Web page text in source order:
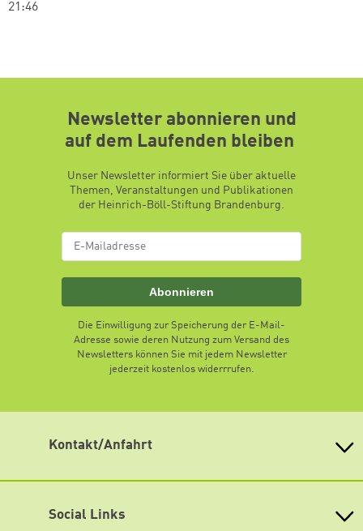
21:46
Newsletter abonnieren und
auf dem Laufenden bleiben
Unser Newsletter informiert Sie über aktuelle
Themen, Veranstaltungen und Publikationen
der Heinrich-Böll-Stiftung Brandenburg.
Abonnieren
Die Einwilligung zur Speicherung der E-Mail-
Adresse sowie deren Nutzung zum Versand des
Newsletters können Sie mit jedem Newsletter
jederzeit kostenlos widerrrufen.
Kontakt/Anfahrt
Jägerstraße 2, 14467 Potsdam
Social Links